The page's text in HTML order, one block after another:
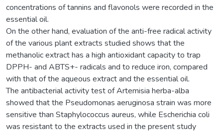
concentrations of tannins and flavonols were recorded in the
essential oil.
On the other hand, evaluation of the anti-free radical activity
of the various plant extracts studied shows that the
methanolic extract has a high antioxidant capacity to trap
DPPH- and ABTS+- radicals and to reduce iron, compared
with that of the aqueous extract and the essential oil.
The antibacterial activity test of Artemisia herba-alba
showed that the Pseudomonas aeruginosa strain was more
sensitive than Staphylococcus aureus, while Escherichia coli
was resistant to the extracts used in the present study